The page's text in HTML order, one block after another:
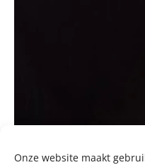
Onze website maakt